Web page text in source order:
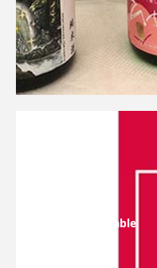
Sake On The Table